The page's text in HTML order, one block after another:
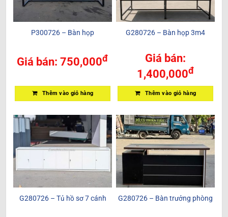
P300726 – Bàn họp
Giá bán: 750,000đ
Thêm vào giỏ hàng
G280726 – Bàn họp 3m4
Giá bán:
1,400,000đ
Thêm vào giỏ hàng
G280726 – Tủ hồ sơ 7 cánh G280726 – Bàn trưởng phòng